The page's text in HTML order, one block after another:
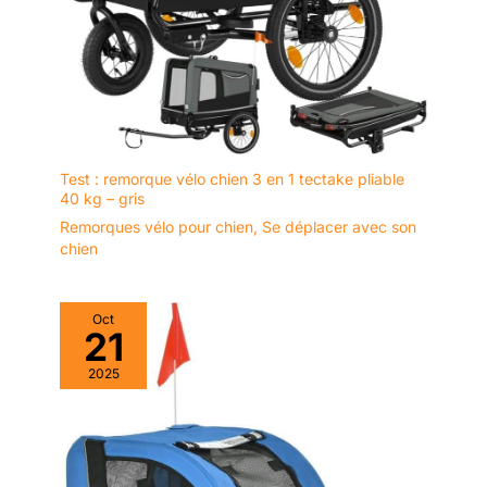
Test : remorque vélo chien 3 en 1 tectake pliable
40 kg – gris
Remorques vélo pour chien, Se déplacer avec son
chien
Oct
21
2025